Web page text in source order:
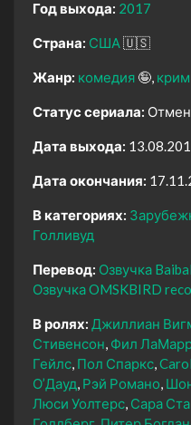
Год выхода: 2017
Страна: США 🇺🇸
Жанр: комедия 🤪
Статус сериала:
Дата выхода:
Дата окончания:
В категориях:
Голливуд
Перевод: Озвучка
Озвучка OMSKBIRD
В ролях: Джиллиан
Стивенсон Фил
Гейлс Пол Спаркс
О’Дауд Рэй Романо
Люси Уолтерс Сара